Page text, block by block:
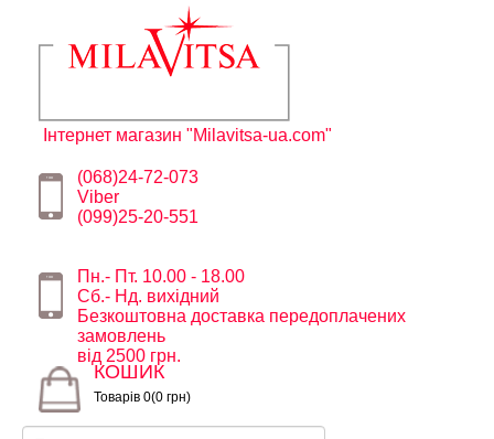
Інтернет магазин "Milavitsa-ua.com"
(068)24-72-073
Viber
(099)25-20-551
Пн.- Пт. 10.00 - 18.00
Сб.- Нд. вихідний
Безкоштовна доставка передоплачених
замовлень
від 2500 грн.
КОШИК
Товарів 0(0 грн)